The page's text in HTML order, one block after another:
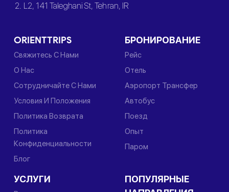
2. L2, 141 Taleghani St, Tehran, IR
ORIENTTRIPS
Свяжитесь С Нами
О Нас
Сотрудничайте С Нами
Условия И Положения
Политика Возврата
Политика
Конфиденциальности
Блог
БРОНИРОВАНИЕ
Рейс
Отель
Аэропорт Трансфер
Автобус
Поезд
Опыт
Паром
УСЛУГИ
ПОПУЛЯРНЫЕ